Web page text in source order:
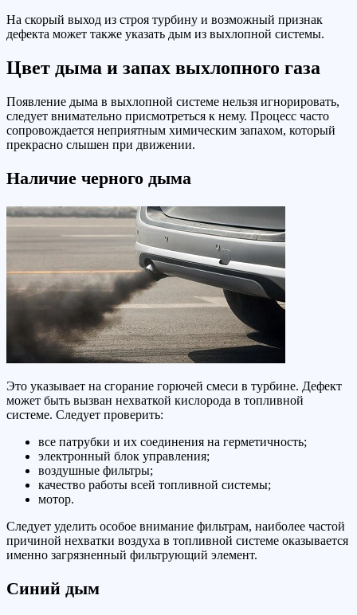
На скорый выход из строя турбину и возможный признак
дефекта может также указать дым из выхлопной системы.
Цвет дыма и запах выхлопного газа
Появление дыма в выхлопной системе нельзя игнорировать,
следует внимательно присмотреться к нему. Процесс часто
сопровождается неприятным химическим запахом, который
прекрасно слышен при движении.
Наличие черного дыма
Это указывает на сгорание горючей смеси в турбине. Дефект
может быть вызван нехваткой кислорода в топливной
системе. Следует проверить:
все патрубки и их соединения на герметичность;
электронный блок управления;
воздушные фильтры;
качество работы всей топливной системы;
мотор.
Следует уделить особое внимание фильтрам, наиболее частой
причиной нехватки воздуха в топливной системе оказывается
именно загрязненный фильтрующий элемент.
Синий дым